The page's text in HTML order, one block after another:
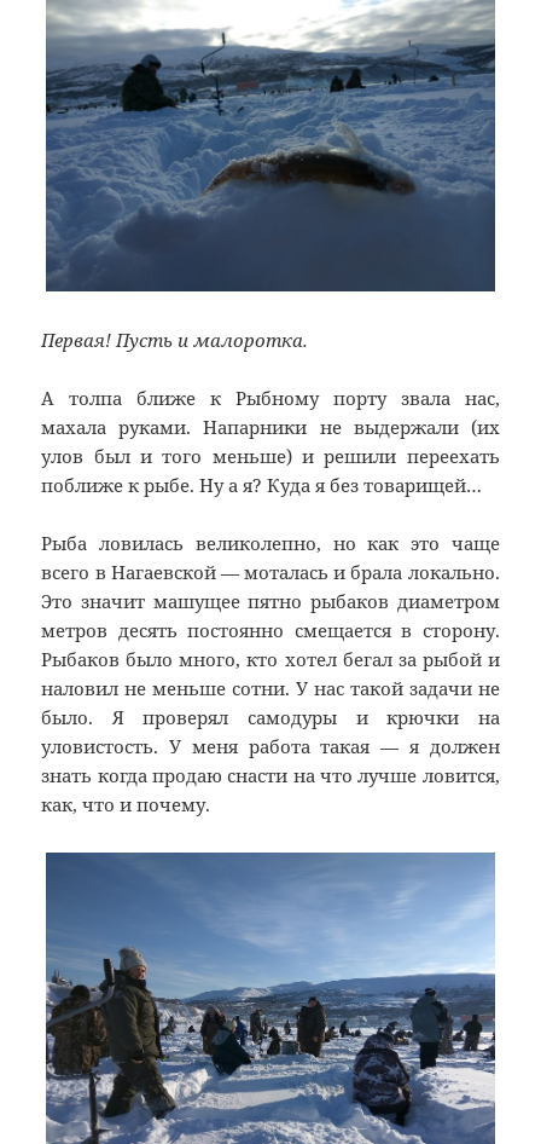
Первая! Пусть и малоротка.
А толпа ближе к Рыбному порту звала нас,
махала руками. Напарники не выдержали (их
улов был и того меньше) и решили переехать
поближе к рыбе. Ну а я? Куда я без товарищей…
Рыба ловилась великолепно, но как это чаще
всего в Нагаевской — моталась и брала локально.
Это значит машущее пятно рыбаков диаметром
метров десять постоянно смещается в сторону.
Рыбаков было много, кто хотел бегал за рыбой и
наловил не меньше сотни. У нас такой задачи не
было. Я проверял самодуры и крючки на
уловистость. У меня работа такая — я должен
знать когда продаю снасти на что лучше ловится,
как, что и почему.